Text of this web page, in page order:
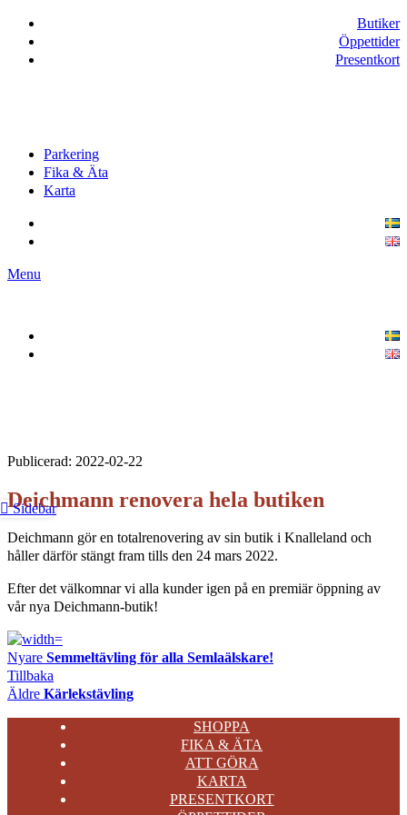
Butiker
Öppettider
Presentkort
Parkering
Fika & Äta
Karta
Menu
Publicerad: 2022-02-22
Deichmann renovera hela butiken
Deichmann gör en totalrenovering av sin butik i Knalleland och
håller därför stängt fram tills den 24 mars 2022.
Efter det välkomnar vi alla kunder igen på en premiär öppning av
vår nya Deichmann-butik!
Nyare Semmeltävling för alla Semlaälskare!
Tillbaka
Äldre Kärlekstävling
SHOPPA
FIKA & ÄTA
ATT GÖRA
KARTA
PRESENTKORT
Sidebar